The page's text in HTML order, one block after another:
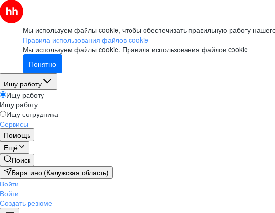
Мы используем файлы cookie, чтобы обеспечивать правильную работу
Правила использования файлов cookie
Мы используем файлы cookie. Правила использования файлов cookie
Понятно
Ищу работу
Ищу работу
Ищу работу
Ищу сотрудника
Сервисы
Помощь
Ещё
Поиск
Барятино (Калужская область)
Войти
Войти
Создать резюме